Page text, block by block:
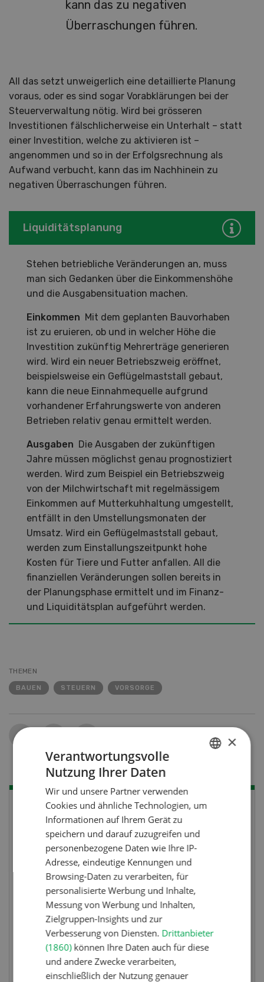
kann das zu negativen
Überraschungen führen.
All das setzt unweigerlich eine detaillierte Planung
voraus, oder es sind sogar Vorabklärungen bei der
Steuerverwaltung nötig. Wird bei grösseren
Investitionen fälschlicherweise ein Unterhalt – statt
einer Investition, welche zu aktivieren ist –
angenommen und so in der Erfolgsrechnung als
Aufwand verbucht, kann das im Nachhinein zu
negativen Überraschungen führen.
Liquiditätsplanung
Stehen betriebliche Veränderungen an, muss
man sich Gedanken über die Einkommenshöhe
und die Ausgabensituation machen.
Einkommen Mit dem geplanten Bauvorhaben
ist zu eruieren, ob und in welcher Höhe die
Investition zukünftig Mehrerträge generieren
wird. Wird ein neuer Betriebszweig eröffnet,
beispielsweise ein Geflügelmaststall gebaut,
kann die neue Einnahmequelle aufgrund
vorhandener Erfahrungswerte von anderen
Betrieben relativ genau ermittelt werden.
Ausgaben Die Ausgaben der zukünftigen
Jahre müssen möglichst genau prognostiziert
werden. Wird zum Beispiel ein Betriebszweig
von der Milchwirtschaft mit regelmässigem
Einkommen auf Mutterkuhhaltung umgestellt,
entfällt in den Umstellungsmonaten der
Umsatz. Wird ein Geflügelmaststall gebaut,
werden zum Einstallungszeitpunkt hohe
Kosten für Tiere und Futter anfallen. All die
finanziellen Veränderungen sollen bereits in
der Planungsphase ermittelt und im Finanz-
und Liquiditätsplan aufgeführt werden.
THEMEN
BAUEN STEUERN VORSORGE
Teilen
Wettbewerb
Fotorätsel 07-08/26
×
Verantwortungsvolle
Nutzung Ihrer Daten
Wir und unsere Partner verwenden
Cookies und ähnliche Technologien, um
Informationen auf Ihrem Gerät zu
speichern und darauf zuzugreifen und
personenbezogene Daten wie Ihre IP-
Adresse, eindeutige Kennungen und
Browsing-Daten zu verarbeiten, für
personalisierte Werbung und Inhalte,
Messung von Werbung und Inhalten,
Zielgruppen-Insights und zur
Verbesserung von Diensten. Drittanbieter
(1860)können Ihre Daten auch für diese
und andere Zwecke verarbeiten,
einschließlich der Nutzung genauer